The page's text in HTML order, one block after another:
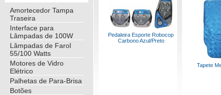
Amortecedor Tampa
Traseira
Interface para
Lâmpadas de 100W
Lâmpadas de Farol
55/100 Watts
Motores de Vidro
Elétrico
Palhetas de Para-Brisa
Botões
Pedaleira Esporte Robocop
Carbono Azul/Preto
Tapete